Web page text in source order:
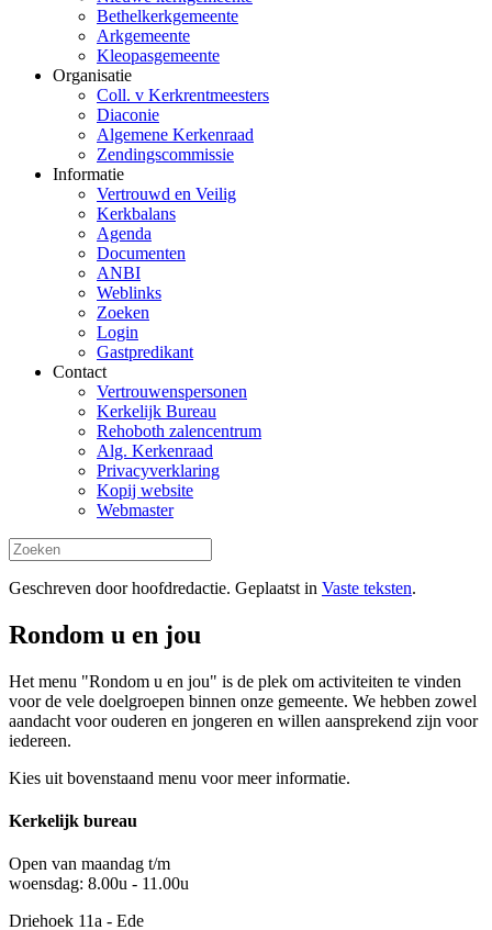
Bethelkerkgemeente
Arkgemeente
Kleopasgemeente
Organisatie
Coll. v Kerkrentmeesters
Diaconie
Algemene Kerkenraad
Zendingscommissie
Informatie
Vertrouwd en Veilig
Kerkbalans
Agenda
Documenten
ANBI
Weblinks
Zoeken
Login
Gastpredikant
Contact
Vertrouwenspersonen
Kerkelijk Bureau
Rehoboth zalencentrum
Alg. Kerkenraad
Privacyverklaring
Kopij website
Webmaster
Geschreven door hoofdredactie. Geplaatst in Vaste teksten.
Rondom u en jou
Het menu "Rondom u en jou" is de plek om activiteiten te vinden
voor de vele doelgroepen binnen onze gemeente. We hebben zowel
aandacht voor ouderen en jongeren en willen aansprekend zijn voor
iedereen.
Kies uit bovenstaand menu voor meer informatie.
Kerkelijk bureau
Open van maandag t/m
woensdag: 8.00u - 11.00u
Driehoek 11a - Ede